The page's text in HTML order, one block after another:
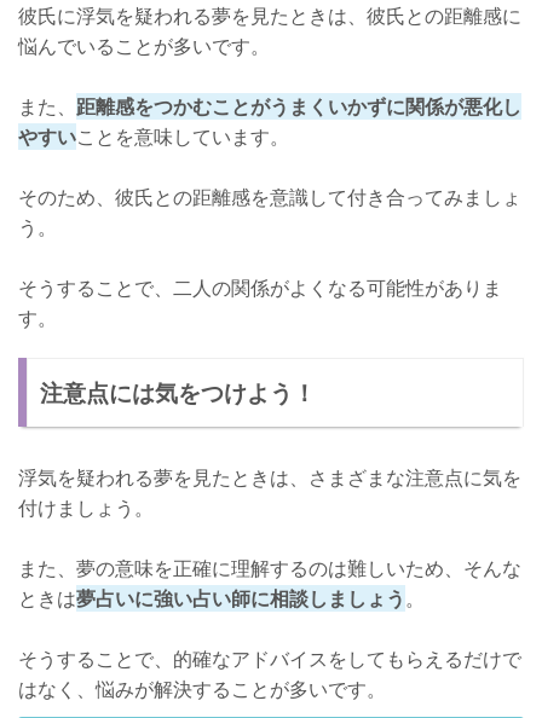
彼氏に浮気を疑われる夢を見たときは、彼氏との距離感に
悩んでいることが多いです。
また、 距離感をつかむことがうまくいかずに関係が悪化し
やすいことを意味しています。
そのため、彼氏との距離感を意識して付き合ってみましょ
う。
そうすることで、二人の関係がよくなる可能性がありま
す。
注意点には気をつけよう！
浮気を疑われる夢を見たときは、さまざまな注意点に気を
付けましょう。
また、夢の意味を正確に理解するのは難しいため、そんな
ときは夢占いに強い占い師に相談しましょう。
そうすることで、的確なアドバイスをしてもらえるだけで
はなく、悩みが解決することが多いです。